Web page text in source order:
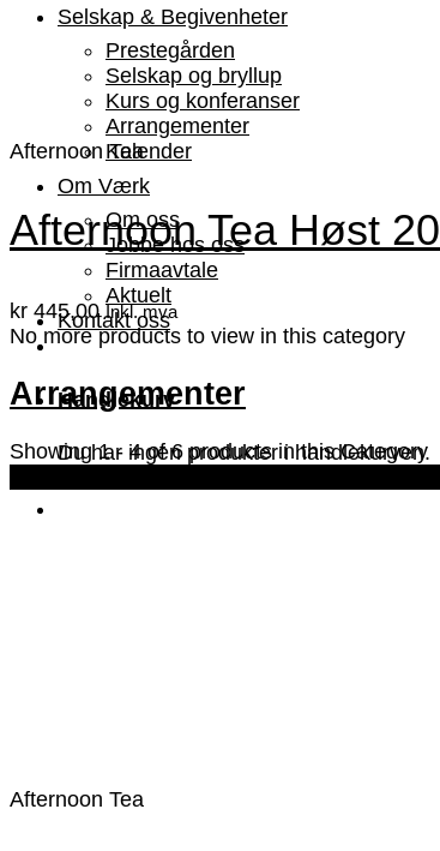
Selskap & Begivenheter
Prestegården
Selskap og bryllup
Kurs og konferanser
Arrangementer
Kalender
Om Værk
Om oss
Jobbe hos oss
Firmaavtale
Aktuelt
Kontakt oss
Handlekurv
Du har ingen produkter i handlekurven.
Afternoon Tea
Afternoon Tea Høst
kr 445,00 Inkl. mva
No more products to view in this category
Arrangementer
Showing 1 - 4 of 6 products in this Category
Afternoon Tea